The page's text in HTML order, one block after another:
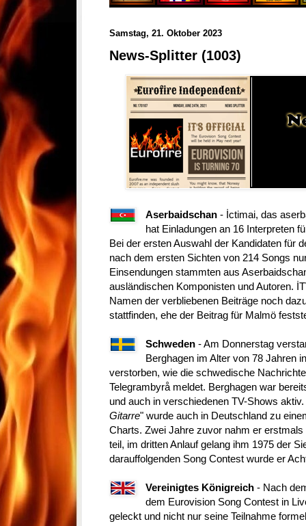
Samstag, 21. Oktober 2023
News-Splitter (1003)
Aserbaidschan- İctimai, das
hat Einladungen an 16 Interpreten
Bei der ersten Auswahl der Kandidaten für
nach dem ersten Sichten von 214 Songs
Einsendungen stammten aus
ausländischen Komponisten und Autoren.
Namen der verbliebenen Beiträge noch
stattfinden, ehe der Beitrag für Malmö
Schweden- Am Donnerstag
Berghagen im Alter von 78 Jahren
verstorben, wie die schwedische
Telegrambyrå meldet. Berghagen war
und auch in verschiedenen TV-Shows aktiv.
Gitarre" wurde auch in Deutschland zu
Charts. Zwei Jahre zuvor nahm er
teil, im dritten Anlauf gelang ihm 1975 der
darauffolgenden Song Contest wurde er
Vereinigtes Königreich - Nach
dem Eurovision Song Contest in
geleckt und nicht nur seine Teilnahme